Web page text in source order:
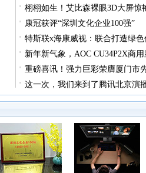
栩栩如生！艾比森裸眼3D大屏惊
康冠获评“深圳文化企业100强”
特斯联x海康威视：联合打造绿
新年新气象，AOC CU34P2X商
重磅喜讯！强力巨彩荣膺厦门市
这一次，我们来到了腾讯北京演